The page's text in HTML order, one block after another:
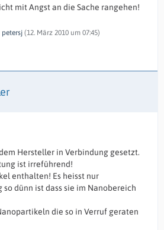
mit Angst an die Sache rangehen!
petersj (12. März 2010 um 07:45)
Hersteller in Verbindung gesetzt.
ist irreführend!
enthalten! Es heisst nur
dünn ist dass sie im Nanobereich
die so in Verruf geraten